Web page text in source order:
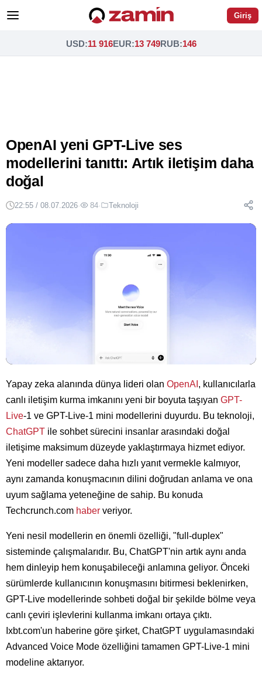
Giriş
USD:11 916EUR:13 749RUB:146
OpenAI yeni GPT-Live ses
modellerini tanıttı: Artık iletişim daha
doğal
22:55 / 08.07.2026· 84· Teknoloji
Yapay zeka alanında dünya lideri olan OpenAI , kullanıcılarla
canlı iletişim kurma imkanını yeni bir boyuta taşıyan GPT-
Live-1 ve GPT-Live-1 mini modellerini duyurdu. Bu teknoloji,
ChatGPT ile sohbet sürecini insanlar arasındaki doğal
iletişime maksimum düzeyde yaklaştırmaya hizmet ediyor.
Yeni modeller sadece daha hızlı yanıt vermekle kalmıyor,
aynı zamanda konuşmacının dilini doğrudan anlama ve ona
uyum sağlama yeteneğine de sahip. Bu konuda
Techcrunch.com haber veriyor.
Yeni nesil modellerin en önemli özelliği, "full-duplex"
sisteminde çalışmalarıdır. Bu, ChatGPT'nin artık aynı anda
hem dinleyip hem konuşabileceği anlamına geliyor. Önceki
sürümlerde kullanıcının konuşmasını bitirmesi beklenirken,
GPT-Live modellerinde sohbeti doğal bir şekilde bölme veya
canlı çeviri işlevlerini kullanma imkanı ortaya çıktı.
Ixbt.com'un haberine göre şirket, ChatGPT uygulamasındaki
Advanced Voice Mode özelliğini tamamen GPT-Live-1 mini
modeline aktarıyor.